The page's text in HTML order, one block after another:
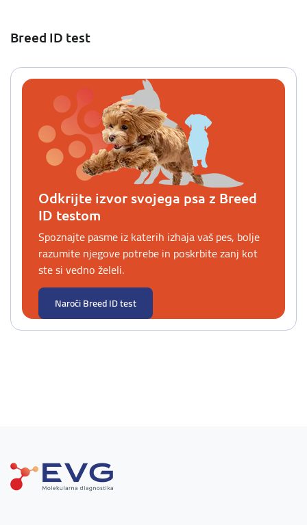
Breed ID test
Odkrijte izvor svojega psa z Breed
ID testom
Spoznajte pasme iz katerih izhaja vaš pes, bolje
razumite njegove potrebe in poskrbite zanj kot
ste si vedno želeli.
Naroči Breed ID test